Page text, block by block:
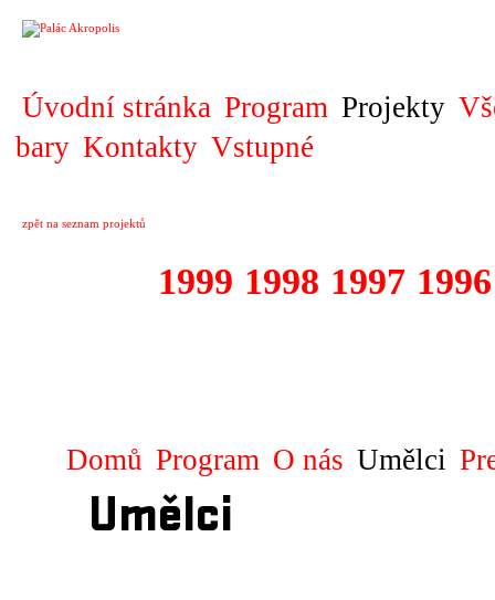
Úvodní stránka Program Projekty
bary Kontakty Vstupné
zpět na seznam projektů
1999 1998 1997 1996
Domů Program O nás Umělci
Umělci